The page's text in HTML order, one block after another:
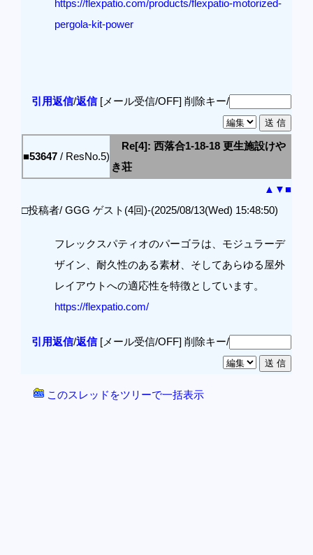
https://flexpatio.com/products/flexpatio-motorized-
pergola-kit-power
引用返信/返信[メール受信/OFF] 削除キー/
■53647 / ResNo.5)
Re[4]: 西落合1-18-18 更生施設けや
き荘
▲ ▼■
□投稿者/ GGG ゲスト(4回)-(2025/08/13(Wed) 15:48:50)
フレックスパティオのパーゴラは、モジュラーデ
ザイン、耐久性のある素材、そしてあらゆる屋外
レイアウトへの適応性を特徴としています。
https://flexpatio.com/
引用返信/返信[メール受信/OFF] 削除キー/
このスレッドをツリーで一括表示